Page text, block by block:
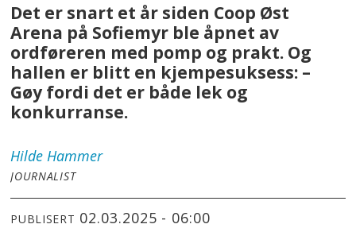
Det er snart et år siden Coop Øst
Arena på Sofiemyr ble åpnet av
ordføreren med pomp og prakt. Og
hallen er blitt en kjempesuksess: –
Gøy fordi det er både lek og
konkurranse.
Hilde Hammer
JOURNALIST
PUBLISERT 02.03.2025 - 06:00